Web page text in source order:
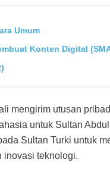
Umum
Konten Digital
mengirim utusan
untuk Sultan
Sultan Turki untuk
inovasi teknologi.